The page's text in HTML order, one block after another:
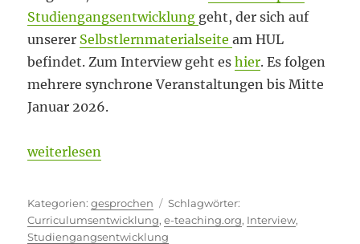
Studiengangsentwicklung geht, der sich auf
unserer Selbstlernmaterialseiteam HUL
befindet. Zum Interview geht eshier. Es folgen
mehrere synchrone Veranstaltungen bis Mitte
Januar 2026.
„Curriculum oder Studiengang?“
weiterlesen
Kategorien
gesprochen
Curriculumsentwicklung,e-teaching.org, Interview,
Studiengangsentwicklung